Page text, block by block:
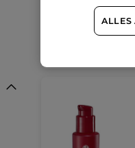
IN
ALLES